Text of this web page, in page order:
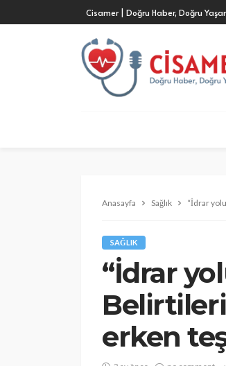
Cisamer | Doğru Haber, Doğru
Anasayfa Sağlık “İdrar
SAĞLIK
“İdrar
erken